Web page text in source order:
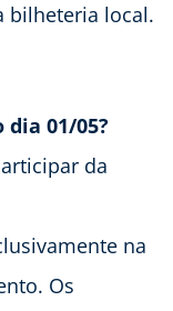
bilheteria local.
01/05?
da
na
Os